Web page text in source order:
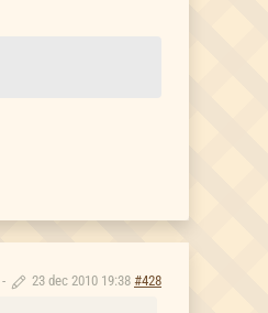
- 23 dec 2010 19:38 #428